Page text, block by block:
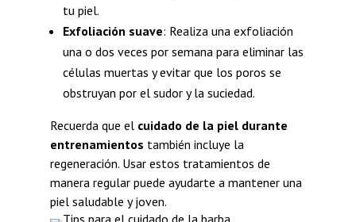
tu piel.
Exfoliación suave: Realiza una exfoliación
una o dos veces por semana para eliminar las
células muertas y evitar que los poros se
obstruyan por el sudor y la suciedad.
Recuerda que el cuidado de la piel durante
entrenamientos también incluye la
regeneración. Usar estos tratamientos de
manera regular puede ayudarte a mantener una
piel saludable y joven.